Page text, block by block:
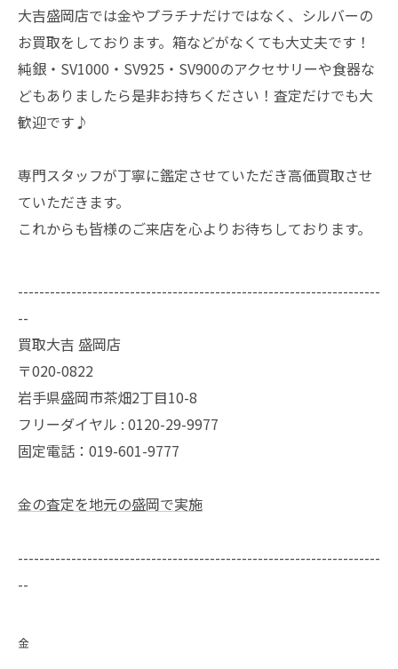
大吉盛岡店では金やプラチナだけではなく、シルバーの
お買取をしております。箱などがなくても大丈夫です！
純銀・SV1000・SV925・SV900のアクセサリーや食器な
どもありましたら是非お持ちください！査定だけでも大
歓迎です♪
専門スタッフが丁寧に鑑定させていただき高価買取させ
ていただきます。
これからも皆様のご来店を心よりお待ちしております。
--------------------------------------------------------------------
--
買取大吉 盛岡店
〒020-0822
岩手県盛岡市茶畑2丁目10-8
フリーダイヤル : 0120-29-9977
固定電話：019-601-9777
金の査定を地元の盛岡で実施
--------------------------------------------------------------------
--
金